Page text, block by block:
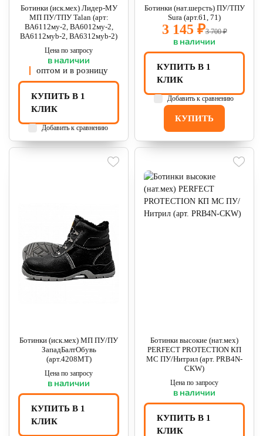
Ботинки (иск.мех) Лидер-МУ
МП ПУ/ТПУ Talan (арт:
ВА6112му-2, ВА6012му-2,
ВА6112муb-2, ВА6312муb-2)
Цена по запросу
в наличии
оптом и в розницу
КУПИТЬ В 1
КЛИК
Добавить к сравнению
Ботинки (нат.шерсть) ПУ/ТПУ
Sura (арт.61, 71)
3 145 ₽3 700 ₽
в наличии
КУПИТЬ
КУПИТЬ В 1
КЛИК
Добавить к сравнению
Ботинки (иск.мех) МП ПУ/ПУ
ЗападБалтОбувь
(арт.4208MT)
Цена по запросу
в наличии
КУПИТЬ В 1
КЛИК
Ботинки высокие (нат.мех)
PERFECT PROTECTION КП
МС ПУ/Нитрил (арт. PRB4N-
CKW)
Цена по запросу
в наличии
КУПИТЬ В 1
КЛИК